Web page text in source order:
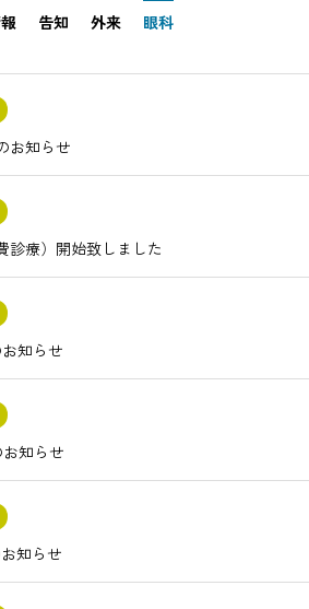
告知 外来 眼科
お知らせ
診療）開始致しました
知らせ
知らせ
知らせ